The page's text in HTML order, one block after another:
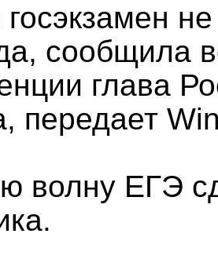
сообщила
глава
передает
волну ЕГЭ